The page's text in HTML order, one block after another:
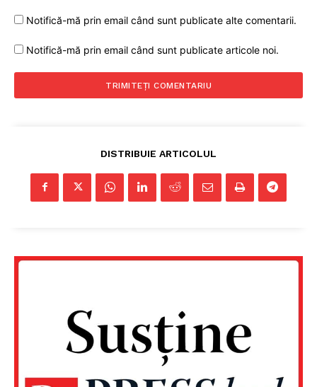
Notifică-mă prin email când sunt publicate alte comentarii.
Notifică-mă prin email când sunt publicate articole noi.
DISTRIBUIE ARTICOLUL